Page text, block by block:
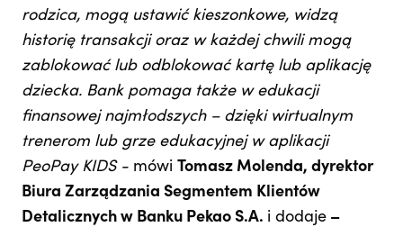
rodzica, mogą ustawić kieszonkowe, widzą
historię transakcji oraz w każdej chwili mogą
zablokować lub odblokować kartę lub aplikację
dziecka. Bank pomaga także w edukacji
finansowej najmłodszych – dzięki wirtualnym
trenerom lub grze edukacyjnej w aplikacji
PeoPay KIDS - mówi Tomasz Molenda, dyrektor
Biura Zarządzania Segmentem Klientów
Detalicznych w Banku Pekao S.A. i dodaje –